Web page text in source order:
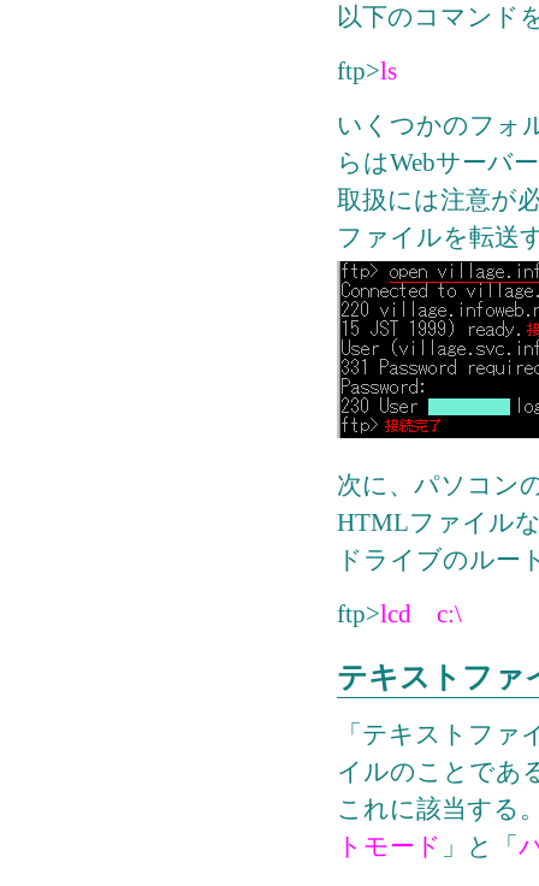
以下のコマンド
ftp>ls
いくつかのフォ
らはWebサーバ
取扱には注意が
ファイルを転送
次に、パソコン
HTMLファイル
ドライブのルー
ftp>lcd c:\
テキストファ
「テキストフ
イルのことであ
これに該当する
トモード 」と「